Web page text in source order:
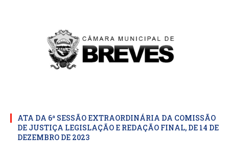
ATA DA 6ª SESSÃO EXTRAORDINÁRIA DA COMISSÃO
DE JUSTIÇA LEGISLAÇÃO E REDAÇÃO FINAL, DE 14 DE
DEZEMBRO DE 2023